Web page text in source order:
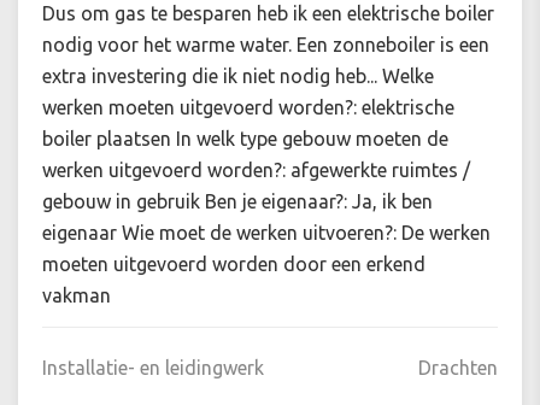
Dus om gas te besparen heb ik een elektrische boiler
nodig voor het warme water. Een zonneboiler is een
extra investering die ik niet nodig heb... Welke
werken moeten uitgevoerd worden?: elektrische
boiler plaatsen In welk type gebouw moeten de
werken uitgevoerd worden?: afgewerkte ruimtes /
gebouw in gebruik Ben je eigenaar?: Ja, ik ben
eigenaar Wie moet de werken uitvoeren?: De werken
moeten uitgevoerd worden door een erkend
vakman
Installatie- en leidingwerk Drachten